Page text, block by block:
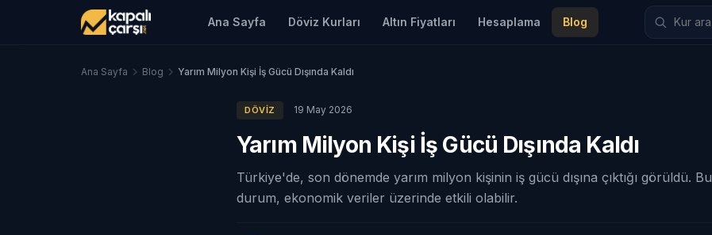
Ana Sayfa Döviz Kurları Altın Fiyatları Hesaplama Blog
Ana Sayfa Blog Yarım Milyon Kişi İş Gücü Dışında Kaldı
DÖVIZ 19 May 2026
Yarım Milyon Kişi İş Gücü Dışında Kaldı
Türkiye'de, son dönemde yarım milyon kişinin iş gücü dışına çıktığı görüldü. Bu
durum, ekonomik veriler üzerinde etkili olabilir.